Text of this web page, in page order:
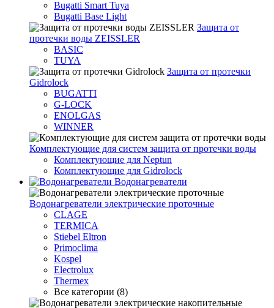
Bugatti Smart Tuya
Bugatti Base Light
Защита от
протечки воды ZEISSLER
BASIC
TUYA
Защита от протечки
Gidrolock
BUGATTI
G-LOCK
ENOLGAS
WINNER
Комплектующие для систем защита от протечки воды
Комплектующие для Neptun
Комплектующие для Gidrolock
Водонагреватели
Водонагреватeли электрические проточные
CLAGE
TERMICA
Stiebel Eltron
Primoclima
Kospel
Electrolux
Thermex
Все категории (8)